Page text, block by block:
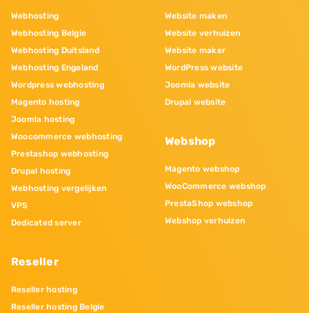
Webhosting
Webhosting Belgie
Webhosting Duitsland
Webhosting Engeland
Wordpress webhosting
Magento hosting
Joomla hosting
Woocommerce webhosting
Prestashop webhosting
Drupal hosting
Webhosting vergelijken
VPS
Dedicated server
Reseller
Reseller hosting
Reseller hosting Belgie
Website maken
Website verhuizen
Website maker
WordPress website
Joomla website
Drupal website
Webshop
Magento webshop
WooCommerce webshop
PrestaShop webshop
Webshop verhuizen